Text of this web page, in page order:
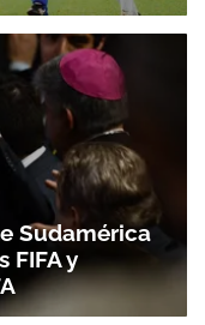
Sudamérica
FIFA y